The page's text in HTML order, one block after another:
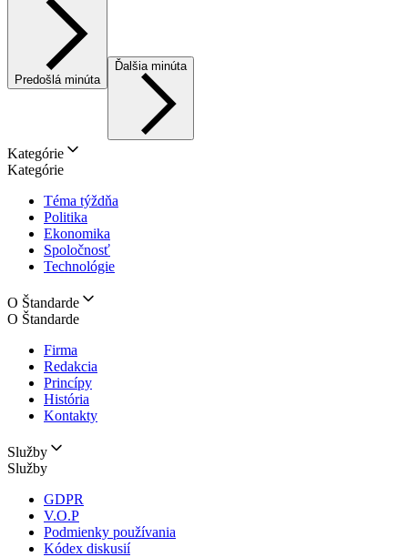
Predošlá minúta
Ďalšia minúta
Kategórie
Kategórie
Téma týždňa
Politika
Ekonomika
Spoločnosť
Technológie
O Štandarde
O Štandarde
Firma
Redakcia
Princípy
História
Kontakty
Služby
Služby
GDPR
V.O.P
Podmienky používania
Kódex diskusií